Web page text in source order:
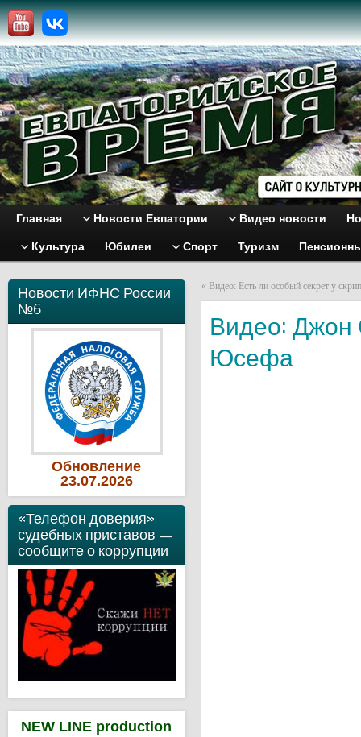
Главная Новости Евпатории Видео новости
Культура Юбилеи Спорт Туризм
Новости ИФНС России
№6
Обновление
23.07.2026
«Телефон доверия»
судебных приставов —
сообщите о коррупции
NEW LINE production
« Видео: Есть ли особый секрет у
Видео: Джон
Юсефа